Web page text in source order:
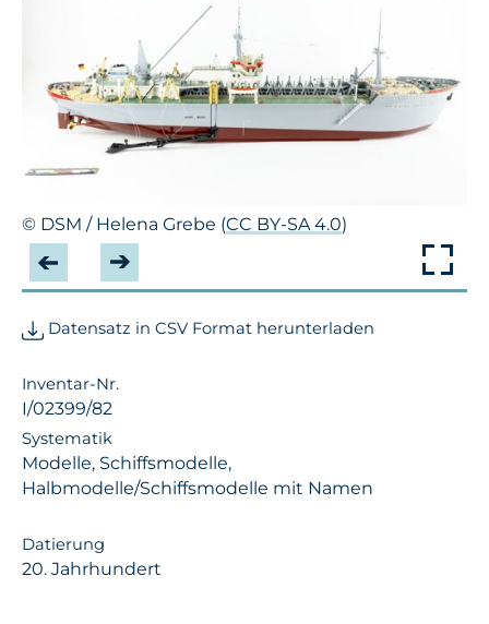
© DSM / Helena Grebe (CC BY-SA 4.0)
Datensatz in CSV Format herunterladen
Inventar-Nr.
I/02399/82
Systematik
Modelle, Schiffsmodelle,
Halbmodelle/Schiffsmodelle mit Namen
Datierung
20. Jahrhundert